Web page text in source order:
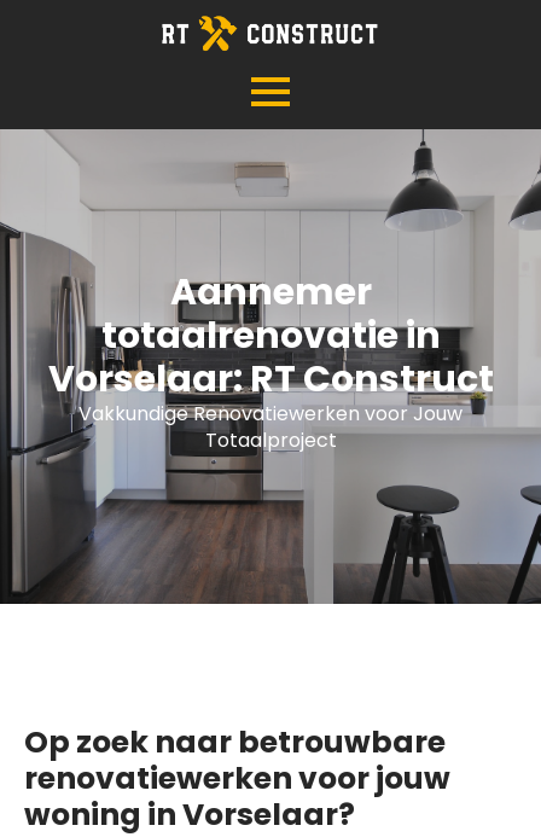
Aannemer
totaalrenovatie in
Vorselaar: RT Construct
Vakkundige Renovatiewerken voor Jouw
Totaalproject
Op zoek naar betrouwbare
renovatiewerken voor jouw
woning in Vorselaar?